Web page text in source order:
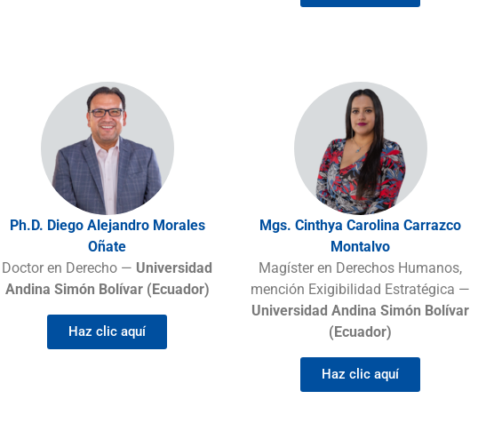
Ph.D. Diego Alejandro Morales
Oñate
Doctor en Derecho — Universidad
Andina Simón Bolívar (Ecuador)
Haz clic aquí
Mgs. Cinthya Carolina Carrazco
Montalvo
Magíster en Derechos Humanos,
mención Exigibilidad Estratégica —
Universidad Andina Simón Bolívar
(Ecuador)
Haz clic aquí